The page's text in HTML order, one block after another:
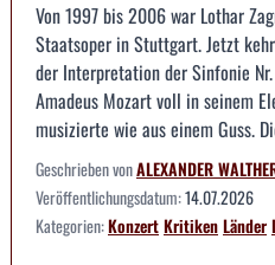
Von 1997 bis 2006 war Lothar
Staatsoper in Stuttgart. Jetzt
der Interpretation der Sinfonie
Amadeus Mozart voll in seinem
musizierte wie aus einem Guss.
Geschrieben vonALEXANDER
Veröffentlichungsdatum:14.07.2026
Kategorien:KonzertKritikenLänder